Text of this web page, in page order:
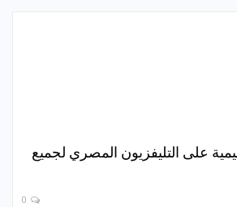
تعليمية على التليفزيون المصري لجميع